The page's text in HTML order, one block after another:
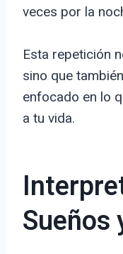
veces por la
Esta repetición
sino que
enfocado en lo
a tu vida.
Sueños